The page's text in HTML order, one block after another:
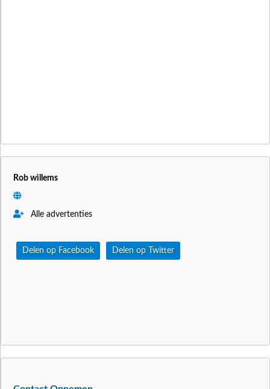
Rob willems
Alle advertenties
Delen op Facebook Delen op Twitter